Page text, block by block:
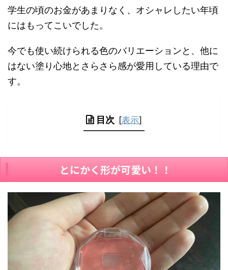
学生の頃のお金があまりなく、オシャレしたい年頃
にはもってこいでした。
今でも使い続けられる色のバリエーションと、他に
はない塗り心地とさらさら感が愛用している理由で
す。
目次 [表示]
とにかく形が可愛い！！